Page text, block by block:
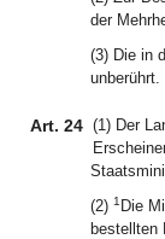
der
(3) Die in
unberührt.
Art. 24 (1) Der
(2) 1 Die
bestellten